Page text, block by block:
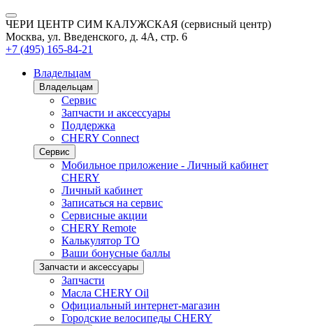
ЧЕРИ ЦЕНТР СИМ КАЛУЖСКАЯ (сервисный центр)
Москва, ул. Введенского, д. 4А, стр. 6
+7 (495) 165-84-21
Владельцам
Владельцам
Сервис
Запчасти и аксессуары
Поддержка
CHERY Connect
Сервис
Мобильное приложение - Личный кабинет
CHERY
Личный кабинет
Записаться на сервис
Сервисные акции
CHERY Remote
Калькулятор ТО
Ваши бонусные баллы
Запчасти и аксессуары
Запчасти
Масла CHERY Oil
Официальный интернет-магазин
Городские велосипеды CHERY